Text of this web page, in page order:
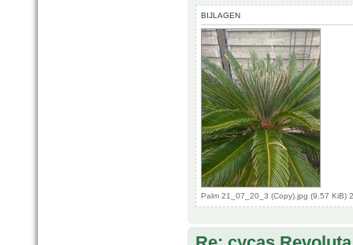
BIJLAGEN
Palm 21_07_20_3 (Copy).jpg (9.57 KiB)